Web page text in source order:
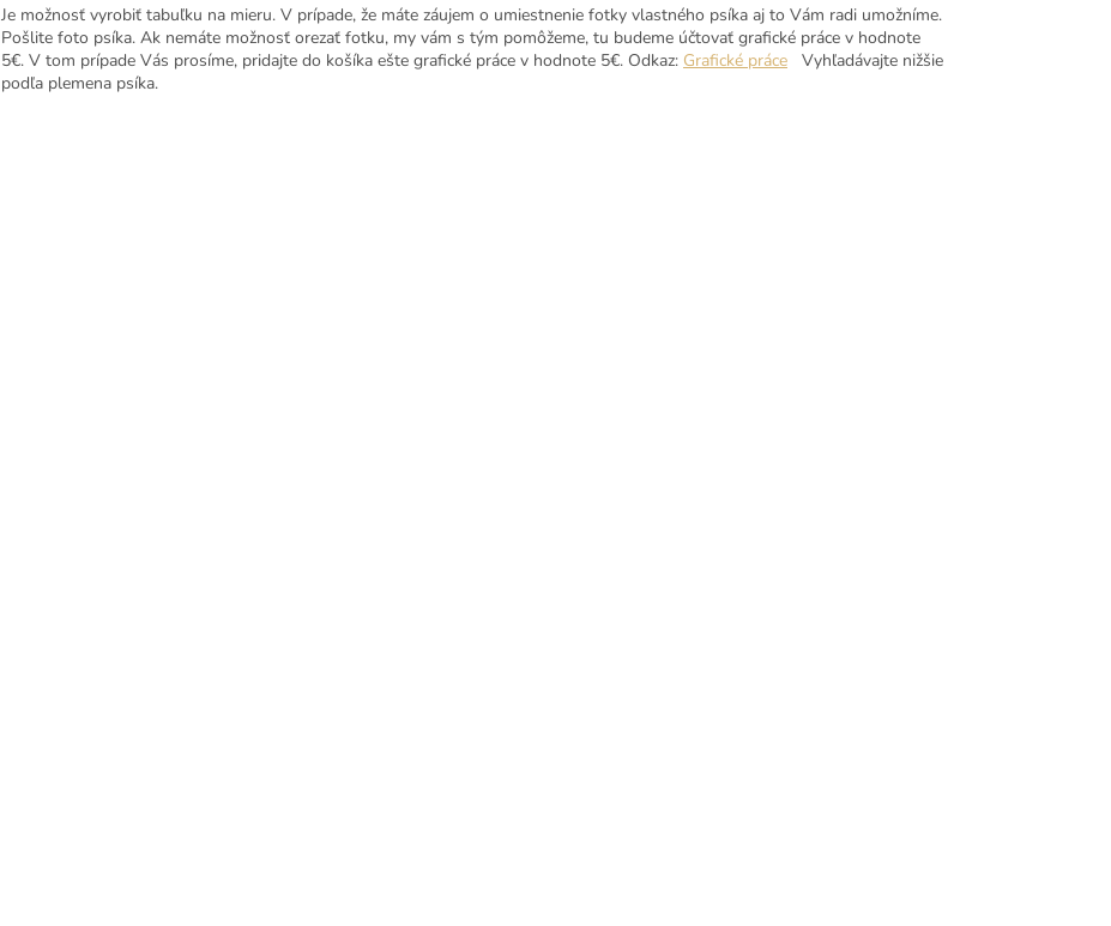
Je možnosť vyrobiť tabuľku na mieru. V prípade, že máte záujem o umiestnenie fotky vlastného psíka aj to Vám radi umožníme.
Pošlite foto psíka. Ak nemáte možnosť orezať fotku, my vám s tým pomôžeme, tu budeme účtovať grafické práce v hodnote
5€. V tom prípade Vás prosíme, pridajte do košíka ešte grafické práce v hodnote 5€. Odkaz: Grafické práce Vyhľadávajte nižšie
podľa plemena psíka.